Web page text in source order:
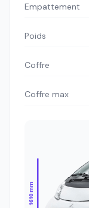
Empattement
Poids
Coffre
Coffre max
1610 mm